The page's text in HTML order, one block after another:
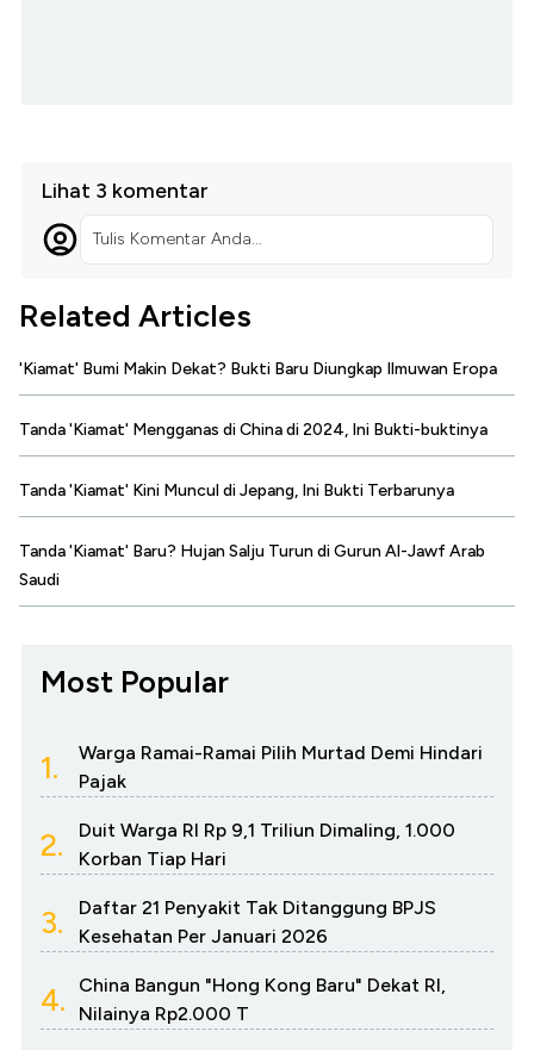
Lihat 3 komentar
Tulis Komentar Anda...
Related Articles
'Kiamat' Bumi Makin Dekat? Bukti Baru Diungkap Ilmuwan Eropa
Tanda 'Kiamat' Mengganas di China di 2024, Ini Bukti-buktinya
Tanda 'Kiamat' Kini Muncul di Jepang, Ini Bukti Terbarunya
Tanda 'Kiamat' Baru? Hujan Salju Turun di Gurun Al-Jawf Arab
Saudi
Most Popular
1.
Warga Ramai-Ramai Pilih Murtad Demi Hindari
Pajak
2.
Duit Warga RI Rp 9,1 Triliun Dimaling, 1.000
Korban Tiap Hari
3.
Daftar 21 Penyakit Tak Ditanggung BPJS
Kesehatan Per Januari 2026
4.
China Bangun "Hong Kong Baru" Dekat RI,
Nilainya Rp2.000 T